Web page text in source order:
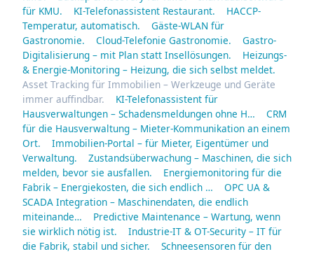
für KMU.
KI-Telefonassistent Restaurant.
HACCP-
Temperatur, automatisch.
Gäste-WLAN für
Gastronomie.
Cloud-Telefonie Gastronomie.
Gastro-
Digitalisierung – mit Plan statt Insellösungen.
Heizungs-
& Energie-Monitoring – Heizung, die sich selbst meldet.
Asset Tracking für Immobilien – Werkzeuge und Geräte
immer auffindbar.
KI-Telefonassistent für
Hausverwaltungen – Schadensmeldungen ohne H…
CRM
für die Hausverwaltung – Mieter-Kommunikation an einem
Ort.
Immobilien-Portal – für Mieter, Eigentümer und
Verwaltung.
Zustandsüberwachung – Maschinen, die sich
melden, bevor sie ausfallen.
Energiemonitoring für die
Fabrik – Energiekosten, die sich endlich …
OPC UA &
SCADA Integration – Maschinendaten, die endlich
miteinande…
Predictive Maintenance – Wartung, wenn
sie wirklich nötig ist.
Industrie-IT & OT-Security – IT für
die Fabrik, stabil und sicher.
Schneesensoren für den